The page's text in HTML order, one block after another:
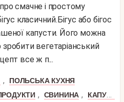
смачне і простому
класичний.Бігус або бігос
капусти. Його можна
вегетаріанський
все ж п...
,
ПОЛЬСЬКА КУХНЯ
, СВИНИНА , КАПУСТА